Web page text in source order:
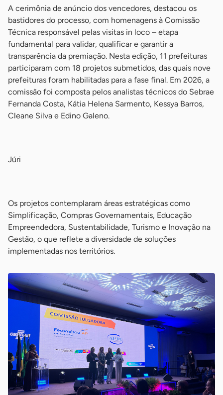
A cerimônia de anúncio dos vencedores, destacou os
bastidores do processo, com homenagens à Comissão
Técnica responsável pelas visitas in loco – etapa
fundamental para validar, qualificar e garantir a
transparência da premiação. Nesta edição, 11 prefeituras
participaram com 18 projetos submetidos, das quais nove
prefeituras foram habilitadas para a fase final. Em 2026, a
comissão foi composta pelos analistas técnicos do Sebrae
Fernanda Costa, Kátia Helena Sarmento, Kessya Barros,
Cleane Silva e Edino Galeno.
Júri
Os projetos contemplaram áreas estratégicas como
Simplificação, Compras Governamentais, Educação
Empreendedora, Sustentabilidade, Turismo e Inovação na
Gestão, o que reflete a diversidade de soluções
implementadas nos territórios.